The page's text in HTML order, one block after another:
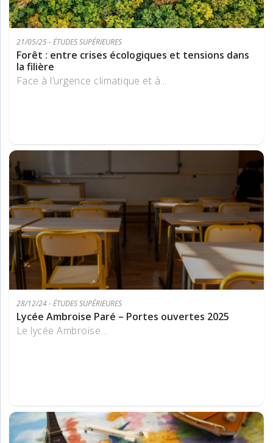
21/05/25 - ÉTUDES SUPÉRIEURES
Forêt : entre crises écologiques et tensions dans
la filière
Face à l’urgence climatique et à...
28/12/24 - ÉTUDES SUPÉRIEURES
Lycée Ambroise Paré – Portes ouvertes 2025
Le lycée Ambroise...